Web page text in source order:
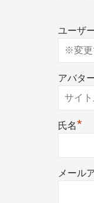
ユーザ
アバタ
氏名*
メール